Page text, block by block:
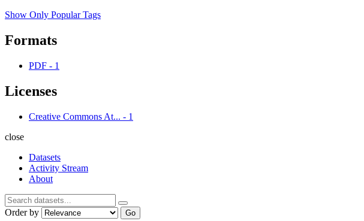
Show Only Popular Tags
Formats
PDF - 1
Licenses
Creative Commons At... - 1
close
Datasets
Activity Stream
About
Order by Go